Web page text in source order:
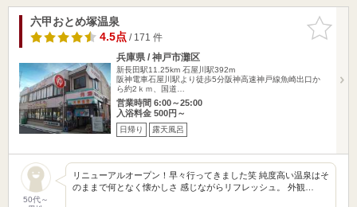
お気に入
りに追加
六甲おとめ塚温泉
4.5点/ 171 件
兵庫県 / 神戸市灘区
新長田駅11.25km 石屋川駅392m
阪神電車石屋川駅より徒歩5分阪神高速神戸線魚崎出口か
ら約2ｋｍ、国道…
営業時間 6:00～25:00
入浴料金 500円～
日帰り 露天風呂
50代～
リニューアルオープン！早々行ってきました笑 純度高い温泉はそ
のままで何となく懐かしさ 感じながらリフレッシュ。 外観…